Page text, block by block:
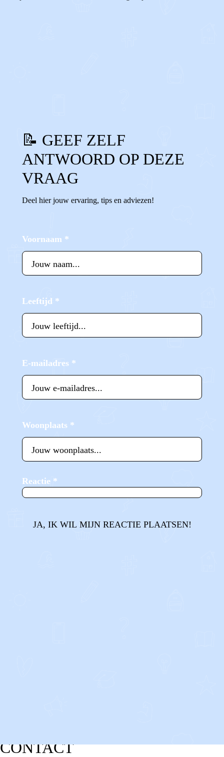
📝 GEEF ZELF
ANTWOORD OP DEZE
VRAAG
Deel hier jouw ervaring, tips en adviezen!
Voornaam *
Leeftijd *
E-mailadres *
Woonplaats *
Reactie *
JA, IK WIL MIJN REACTIE PLAATSEN!
CONTACT